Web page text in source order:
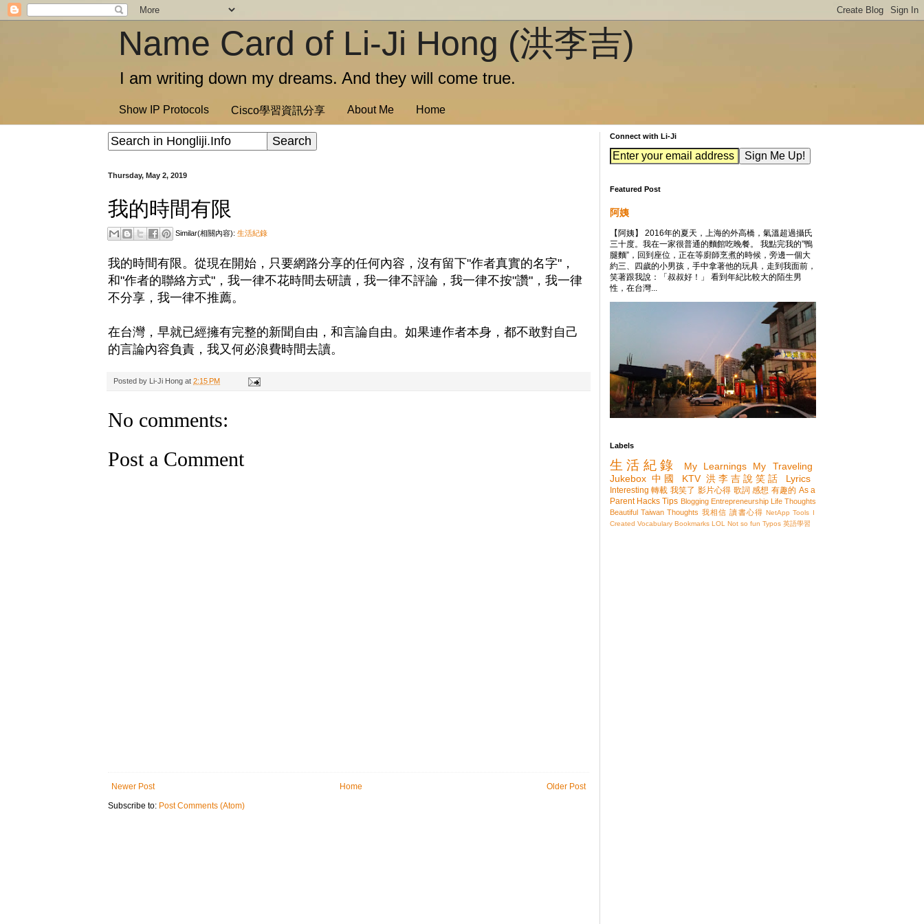
Name Card of Li-Ji Hong (洪李吉)
I am writing down my dreams. And they will come true.
Show IP Protocols Cisco學習資訊分享 About Me Home
Thursday, May 2, 2019
我的時間有限
Similar(相關內容): 生活紀錄
我的時間有限。從現在開始，只要網路分享的任何內容，沒有留下"作者真實的名字"，
和"作者的聯絡方式"，我一律不花時間去研讀，我一律不評論，我一律不按"讚"，我一律
不分享，我一律不推薦。
在台灣，早就已經擁有完整的新聞自由，和言論自由。如果連作者本身，都不敢對自己
的言論內容負責，我又何必浪費時間去讀。
Posted by Li-Ji Hong at 2:15 PM
No comments:
Post a Comment
Newer Post Older Post
Home
Subscribe to: Post Comments (Atom)
Connect with Li-Ji
Featured Post
阿姨
【阿姨】 2016年的夏天，上海的外高橋，氣溫超過攝氏
三十度。我在一家很普通的麵館吃晚餐。 我點完我的”鴨
腿麵”，回到座位，正在等廚師烹煮的時候，旁邊一個大
約三、四歲的小男孩，手中拿著他的玩具，走到我面前，
笑著跟我說：「叔叔好！」 看到年紀比較大的陌生男
性，在台灣...
Labels
生活紀錄 My Learnings
My Traveling
Jukebox 中國 KTV 洪李吉說笑話 Lyrics
Interesting 轉載 我笑了 影片心得 歌詞 感想 有趣的 As a
Parent Hacks Tips Blogging Entrepreneurship Life Thoughts
Beautiful Taiwan Thoughts 我相信 讀書心得 NetApp Tools I
Created Vocabulary Bookmarks LOL Not so fun Typos 英語學習